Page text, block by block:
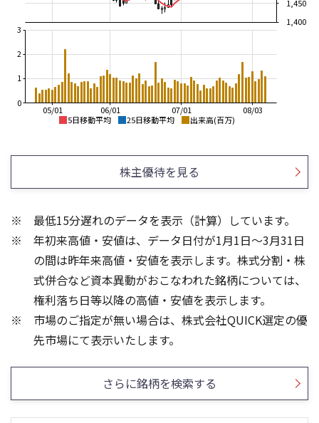
5日移動平均 25日移動平均 出来高(百万)
08/03
07/01
06/01
05/01
1,400
1,450
0
1
2
3
25/12
25/10
25/08
25/06
25/04
1,300
1,350
1,400
1,550
1,600
1,650
0
1,000
1,500
24/01
23/01
22/01
21/01
1,000
1,200
1,600
1,800
株主優待を見る
最低15分遅れのデータを表示（計算）しています。
年初来高値・安値は、データ日付が1月1日～3月31日
の間は昨年来高値・安値を表示します。株式分割・株
式併合など資本異動がおこなわれた銘柄については、
権利落ち日等以降の高値・安値を表示します。
市場のご指定が無い場合は、株式会社QUICK選定の優
先市場にて表示いたします。
さらに銘柄を検索する